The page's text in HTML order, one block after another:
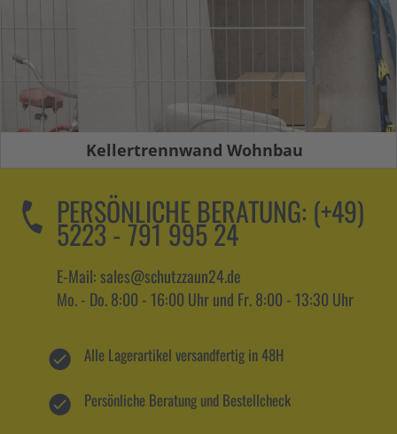
Kellertrennwand Wohnbau
PERSÖNLICHE BERATUNG: (+49)
5223 - 791 995 24
E-Mail: sales@schutzzaun24.de
Mo. - Do. 8:00 - 16:00 Uhr und Fr. 8:00 - 13:30 Uhr
Alle Lagerartikel versandfertig in 48H
Persönliche Beratung und Bestellcheck